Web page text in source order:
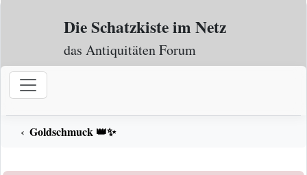
Zum Inhalt
Die Schatzkiste im Netz
das Antiquitäten Forum
Goldschmuck 👑✨